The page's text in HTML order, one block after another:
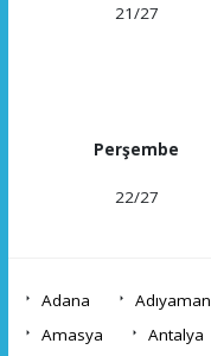
21/27
Perşembe
22/27
Adana Adıyaman
Amasya
Antalya